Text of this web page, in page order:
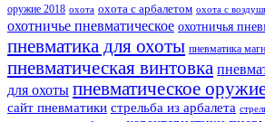
оружие 2018 охота охота с арбалетом охота с
охотничье пневматическое охотничья
пневматика для охоты пневматика
пневматическая винтовка
для охоты пневматическое
сайт пневматики стрельба из арбалета